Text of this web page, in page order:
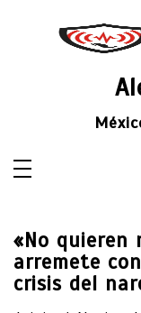
«No quieren
arremete
crisis del